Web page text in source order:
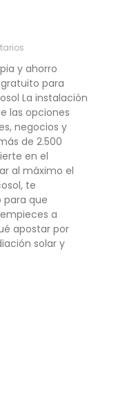
y ahorro
para
La instalación
las opciones
negocios y
de 2.500
en el
al máximo el
te
que
a
apostar por
solar y